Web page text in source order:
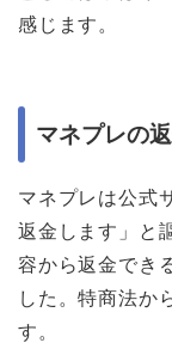
感じます。
マネプレの
マネプレは公式
返金します」と
容から返金でき
した。特商法か
す。